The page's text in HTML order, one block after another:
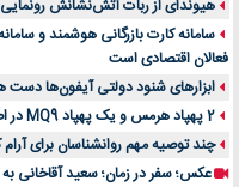
هیوندای از ربات آتش‌نشانش
سامانه کارت بازرگانی هوشمند و
فعالان اقتصادی است
ابزارهای شنود دولتی آیفون‌ها دست
2 پهپاد هرمس و یک پهپاد MQ9 در اصفهان منهدم شد
چند توصیه مهم روانشناسان برای
عکس؛ سفر در زمان؛ سعید آقاخانی به